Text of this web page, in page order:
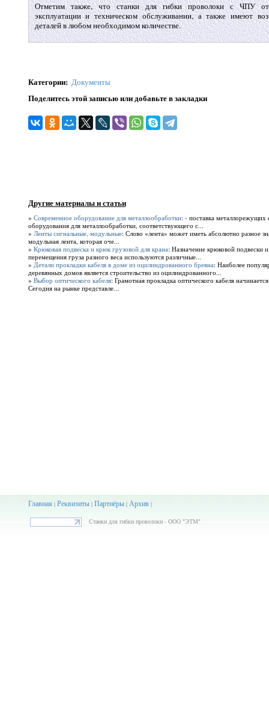
Отметим также, что станки для гибки проволоки с ЧПУ
эксплуатации и техническом обслуживании, а также имеют
деталей в любом необходимом количестве.
Категории: Документы
Поделитесь этой записью или добавьте в закладки
Другие материалы и статьи
» Современное оборудование для металлообработки: - поставка
оборудования для металлообработки, соответствующего с...
» Ленты сигнальные, модульные: Слово «лента» может иметь абсолютно разное
модульная лента, которая оче...
» Крюковая подвеска и крюк грузовой для крана: Назначение крюковой подвески
перемещения груза разного веса используются различные...
» Детали прокладки кабеля в доме из оцилиндрованного бревна: Наиболее
деревянных домов является строительство из оцилиндрованного...
» Выбор оптического кабеля: Грамотная прокладка оптического кабеля
Сегодня на рынке представле...
Главная| Реквизиты| Партнёры| Архив|
Станки для гибки проволоки - ООО "ЭТМ"